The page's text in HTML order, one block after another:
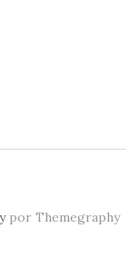
por Themegraphy